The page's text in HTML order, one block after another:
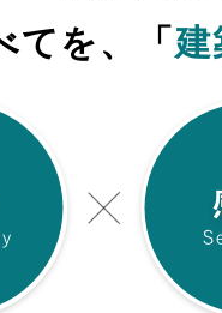
てを、「